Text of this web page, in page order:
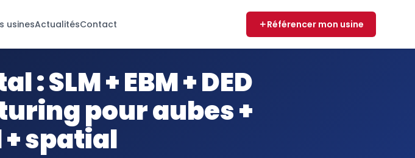
usinesActualitésContact Référencer mon usine
SLM + EBM + DED
pour aubes +
spatial